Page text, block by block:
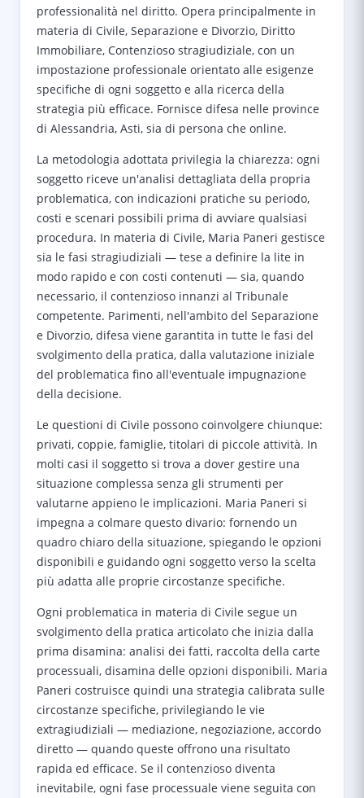
professionalità nel diritto. Opera principalmente in
materia di Civile, Separazione e Divorzio, Diritto
Immobiliare, Contenzioso stragiudiziale, con un
impostazione professionale orientato alle esigenze
specifiche di ogni soggetto e alla ricerca della
strategia più efficace. Fornisce difesa nelle province
di Alessandria, Asti, sia di persona che online.
La metodologia adottata privilegia la chiarezza: ogni
soggetto riceve un'analisi dettagliata della propria
problematica, con indicazioni pratiche su periodo,
costi e scenari possibili prima di avviare qualsiasi
procedura. In materia di Civile, Maria Paneri gestisce
sia le fasi stragiudiziali — tese a definire la lite in
modo rapido e con costi contenuti — sia, quando
necessario, il contenzioso innanzi al Tribunale
competente. Parimenti, nell'ambito del Separazione
e Divorzio, difesa viene garantita in tutte le fasi del
svolgimento della pratica, dalla valutazione iniziale
del problematica fino all'eventuale impugnazione
della decisione.
Le questioni di Civile possono coinvolgere chiunque:
privati, coppie, famiglie, titolari di piccole attività. In
molti casi il soggetto si trova a dover gestire una
situazione complessa senza gli strumenti per
valutarne appieno le implicazioni. Maria Paneri si
impegna a colmare questo divario: fornendo un
quadro chiaro della situazione, spiegando le opzioni
disponibili e guidando ogni soggetto verso la scelta
più adatta alle proprie circostanze specifiche.
Ogni problematica in materia di Civile segue un
svolgimento della pratica articolato che inizia dalla
prima disamina: analisi dei fatti, raccolta della carte
processuali, disamina delle opzioni disponibili. Maria
Paneri costruisce quindi una strategia calibrata sulle
circostanze specifiche, privilegiando le vie
extragiudiziali — mediazione, negoziazione, accordo
diretto — quando queste offrono una risultato
rapida ed efficace. Se il contenzioso diventa
inevitabile, ogni fase processuale viene seguita con